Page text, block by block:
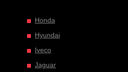
Honda
Hyundai
Iveco
Jaguar